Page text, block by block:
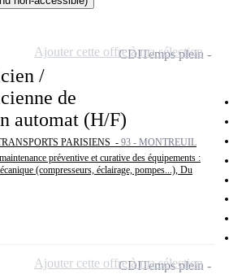
/
de
automat (H/F)
PARISIENS - 93 - MONTREUIL
préventive et curative des équipements :
(compresseurs, éclairage, pompes...), Du
CDITemps plein
Ajouter cette offre à ma sélection
CDITemps plein
Ajouter cette offre à ma sélection